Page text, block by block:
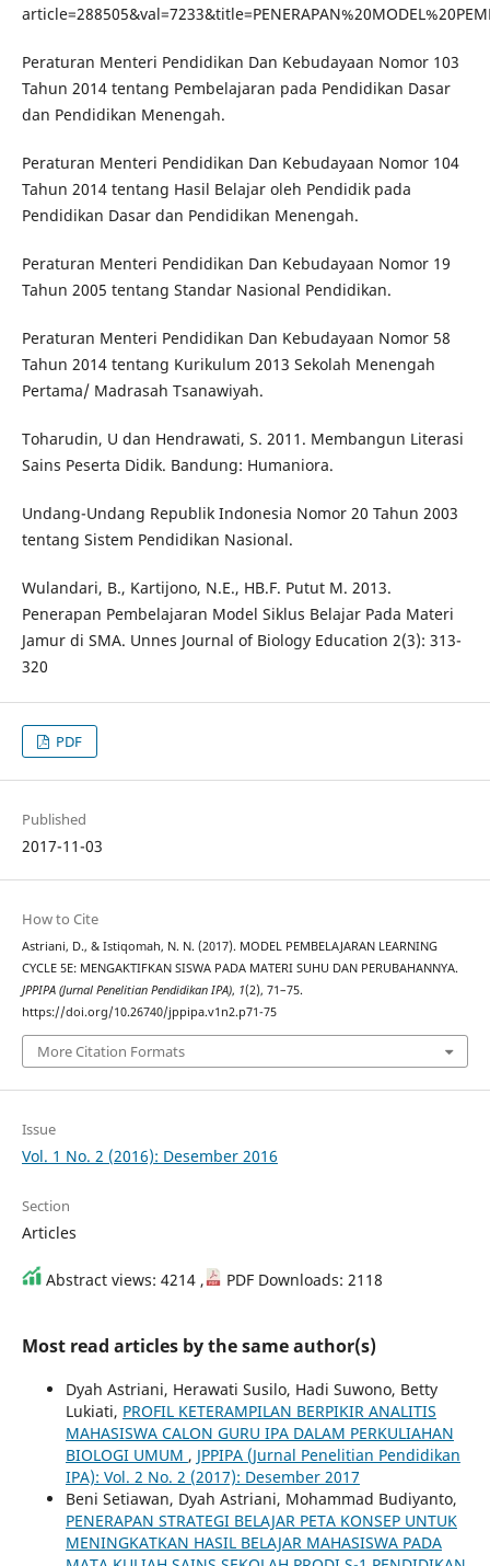
Peraturan Menteri Pendidikan Dan Kebudayaan Nomor 103
Tahun 2014 tentang Pembelajaran pada Pendidikan Dasar
dan Pendidikan Menengah.
Peraturan Menteri Pendidikan Dan Kebudayaan Nomor 104
Tahun 2014 tentang Hasil Belajar oleh Pendidik pada
Pendidikan Dasar dan Pendidikan Menengah.
Peraturan Menteri Pendidikan Dan Kebudayaan Nomor 19
Tahun 2005 tentang Standar Nasional Pendidikan.
Peraturan Menteri Pendidikan Dan Kebudayaan Nomor 58
Tahun 2014 tentang Kurikulum 2013 Sekolah Menengah
Pertama/ Madrasah Tsanawiyah.
Toharudin, U dan Hendrawati, S. 2011. Membangun Literasi
Sains Peserta Didik. Bandung: Humaniora.
Undang-Undang Republik Indonesia Nomor 20 Tahun 2003
tentang Sistem Pendidikan Nasional.
Wulandari, B., Kartijono, N.E., HB.F. Putut M. 2013.
Penerapan Pembelajaran Model Siklus Belajar Pada Materi
Jamur di SMA. Unnes Journal of Biology Education 2(3): 313-
320
PDF
Published
2017-11-03
How to Cite
Astriani, D., & Istiqomah, N. N. (2017). MODEL PEMBELAJARAN LEARNING
CYCLE 5E: MENGAKTIFKAN SISWA PADA MATERI SUHU DAN PERUBAHANNYA.
JPPIPA (Jurnal Penelitian Pendidikan IPA), 1(2), 71–75.
https://doi.org/10.26740/jppipa.v1n2.p71-75
More Citation Formats
Issue
Vol. 1 No. 2 (2016): Desember 2016
Section
Articles
Abstract views: 4214 , PDF Downloads: 2118
Most read articles by the same author(s)
Dyah Astriani, Herawati Susilo, Hadi Suwono, Betty
Lukiati, PROFIL KETERAMPILAN BERPIKIR ANALITIS
MAHASISWA CALON GURU IPA DALAM PERKULIAHAN
BIOLOGI UMUM , JPPIPA (Jurnal Penelitian Pendidikan
IPA): Vol. 2 No. 2 (2017): Desember 2017
Beni Setiawan, Dyah Astriani, Mohammad Budiyanto,
PENERAPAN STRATEGI BELAJAR PETA KONSEP UNTUK
MENINGKATKAN HASIL BELAJAR MAHASISWA PADA